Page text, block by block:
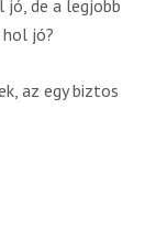
jó, de a legjobb
jó?
az egy biztos